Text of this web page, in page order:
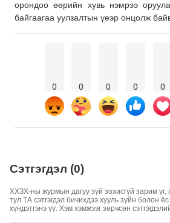
орондоо өөрийн хувь нэмрээ
байгаагаа уулзалтын үеэр онцолж
0 0 0 0 0
Сэтгэгдэл (0)
ХХЗХ-ны журмын дагуу зүй зохисгүй зарим үг,
тул ТА сэтгэгдэл бичихдээ хууль зүйн болон
хүндэтгэнэ үү. Хэм хэмжээг зөрчсөн